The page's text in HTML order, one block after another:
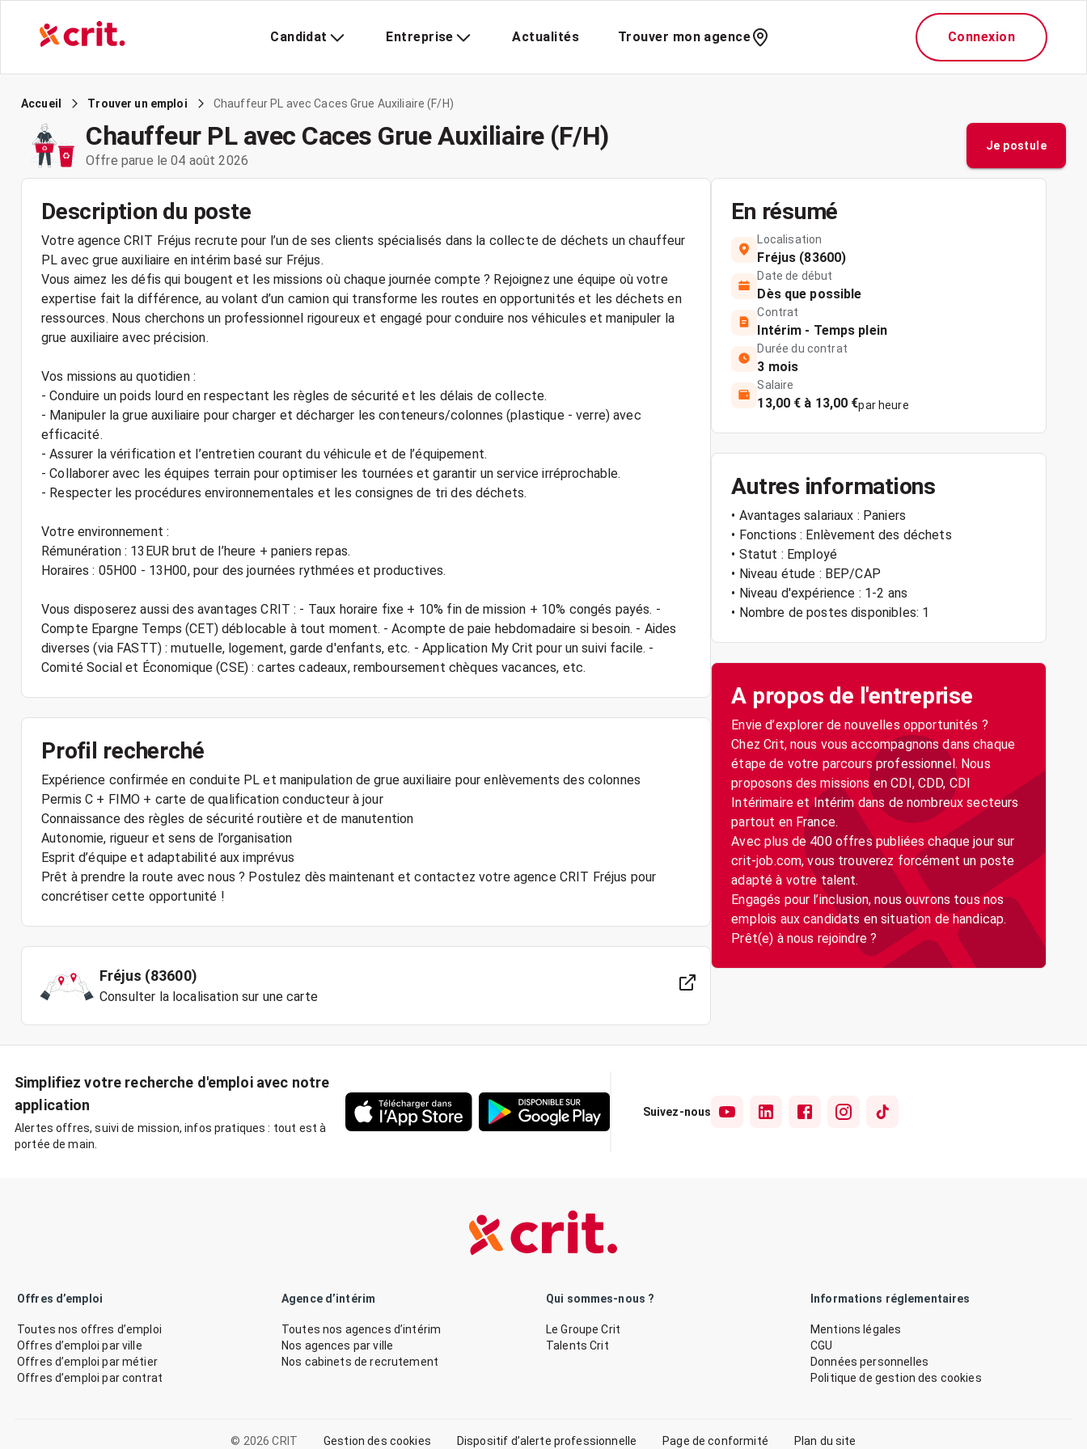
Candidat Entreprise Actualités Trouver mon agence Connexion
Accueil Trouver un emploi Chauffeur PL avec Caces Grue Auxiliaire (F/H)
Chauffeur PL avec Caces Grue Auxiliaire (F/H)
Offre parue le 04 août 2026
Je postule
Description du poste
Votre agence CRIT Fréjus recrute pour l’un de ses clients spécialisés dans la collecte de déchets un chauffeur
PL avec grue auxiliaire en intérim basé sur Fréjus.
Vous aimez les défis qui bougent et les missions où chaque journée compte ? Rejoignez une équipe où votre
expertise fait la différence, au volant d’un camion qui transforme les routes en opportunités et les déchets en
ressources. Nous cherchons un professionnel rigoureux et engagé pour conduire nos véhicules et manipuler la
grue auxiliaire avec précision.
Vos missions au quotidien :
- Conduire un poids lourd en respectant les règles de sécurité et les délais de collecte.
- Manipuler la grue auxiliaire pour charger et décharger les conteneurs/colonnes (plastique - verre) avec
efficacité.
- Assurer la vérification et l’entretien courant du véhicule et de l’équipement.
- Collaborer avec les équipes terrain pour optimiser les tournées et garantir un service irréprochable.
- Respecter les procédures environnementales et les consignes de tri des déchets.
Votre environnement :
Rémunération : 13EUR brut de l’heure + paniers repas.
Horaires : 05H00 - 13H00, pour des journées rythmées et productives.
Vous disposerez aussi des avantages CRIT : - Taux horaire fixe + 10% fin de mission + 10% congés payés. -
Compte Epargne Temps (CET) déblocable à tout moment. - Acompte de paie hebdomadaire si besoin. - Aides
diverses (via FASTT) : mutuelle, logement, garde d'enfants, etc. - Application My Crit pour un suivi facile. -
Comité Social et Économique (CSE) : cartes cadeaux, remboursement chèques vacances, etc.
Profil recherché
Expérience confirmée en conduite PL et manipulation de grue auxiliaire pour enlèvements des colonnes
Permis C + FIMO + carte de qualification conducteur à jour
Connaissance des règles de sécurité routière et de manutention
Autonomie, rigueur et sens de l’organisation
Esprit d’équipe et adaptabilité aux imprévus
Prêt à prendre la route avec nous ? Postulez dès maintenant et contactez votre agence CRIT Fréjus pour
concrétiser cette opportunité !
Fréjus (83600)
Consulter la localisation sur une carte
En résumé
Localisation
Fréjus (83600)
Date de début
Dès que possible
Contrat
Intérim - Temps plein
Durée du contrat
3 mois
Salaire
13,00 € à 13,00 €par heure
Autres informations
• Avantages salariaux : Paniers
• Fonctions : Enlèvement des déchets
• Statut : Employé
• Niveau étude : BEP/CAP
• Niveau d'expérience : 1-2 ans
• Nombre de postes disponibles: 1
A propos de l'entreprise
Envie d’explorer de nouvelles opportunités ?
Chez Crit, nous vous accompagnons dans chaque
étape de votre parcours professionnel. Nous
proposons des missions en CDI, CDD, CDI
Intérimaire et Intérim dans de nombreux secteurs
partout en France.
Avec plus de 400 offres publiées chaque jour sur
crit-job.com, vous trouverez forcément un poste
adapté à votre talent.
Engagés pour l’inclusion, nous ouvrons tous nos
emplois aux candidats en situation de handicap.
Simplifiez votre recherche d'emploi avec notre
application
Alertes offres, suivi de mission, infos pratiques : tout est à
portée de main.
Suivez-nous
Offres d’emploi
Toutes nos offres d’emploi
Offres d’emploi par ville
Offres d’emploi par métier
Offres d’emploi par contrat
Agence d’intérim
Toutes nos agences d’intérim
Nos agences par ville
Nos cabinets de recrutement
Qui sommes-nous ?
Le Groupe Crit
Talents Crit
Informations réglementaires
Mentions légales
CGU
Données personnelles
Politique de gestion des cookies
© 2026 CRIT Gestion des cookies Dispositif d’alerte professionnelle Page de conformité Plan du site